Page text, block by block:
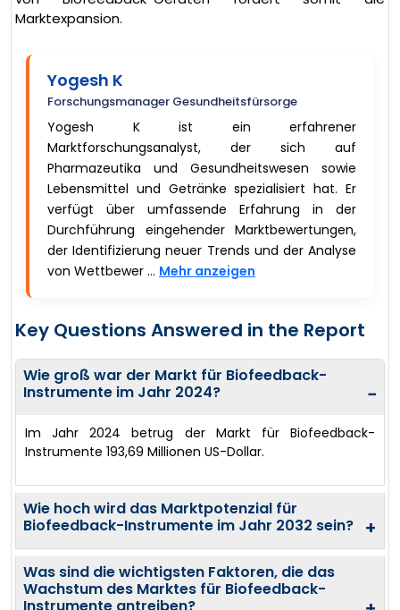
Marktexpansion.
Yogesh K
Forschungsmanager Gesundheitsfürsorge
Yogesh K ist ein erfahrener
Marktforschungsanalyst, der sich auf
Pharmazeutika und Gesundheitswesen sowie
Lebensmittel und Getränke spezialisiert hat. Er
verfügt über umfassende Erfahrung in der
Durchführung eingehender Marktbewertungen,
der Identifizierung neuer Trends und der Analyse
von Wettbewer ... Mehr anzeigen
Key Questions Answered in the Report
Wie groß war der Markt für Biofeedback-
Instrumente im Jahr 2024?
−
Im Jahr 2024 betrug der Markt für Biofeedback-
Instrumente 193,69 Millionen US-Dollar.
Wie hoch wird das Marktpotenzial für
Biofeedback-Instrumente im Jahr 2032 sein?
+
Was sind die wichtigsten Faktoren, die das
Wachstum des Marktes für Biofeedback-
Instrumente antreiben?